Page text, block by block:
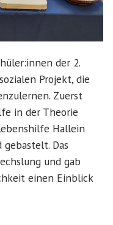
der 2.
Projekt, die
Zuerst
in der Theorie
Hallein
Das
und gab
einen Einblick